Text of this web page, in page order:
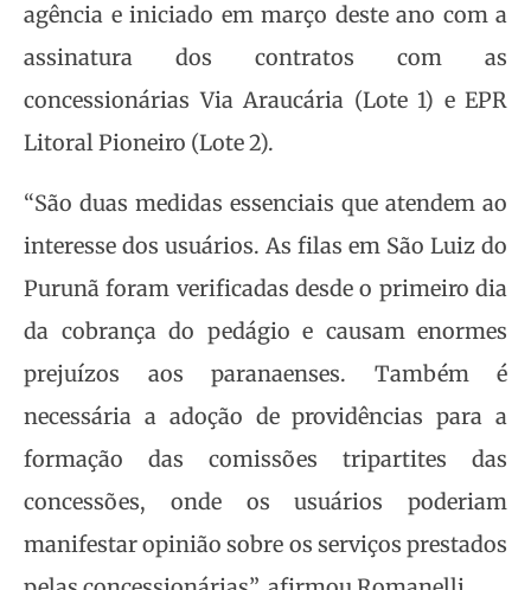
agência e iniciado em março deste ano com a
assinatura dos contratos com as
concessionárias Via Araucária (Lote 1) e EPR
Litoral Pioneiro (Lote 2).
“São duas medidas essenciais que atendem ao
interesse dos usuários. As filas em São Luiz do
Purunã foram verificadas desde o primeiro dia
da cobrança do pedágio e causam enormes
prejuízos aos paranaenses. Também é
necessária a adoção de providências para a
formação das comissões tripartites das
concessões, onde os usuários poderiam
manifestar opinião sobre os serviços prestados